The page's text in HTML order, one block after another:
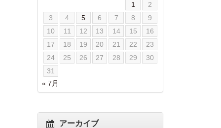
1
2
3
4 5 6 7 8
9
10
11 12 13 14 15
16
17
18 19 20 21 22
23
24
25 26 27 28 29
30
31
« 7月
アーカイブ